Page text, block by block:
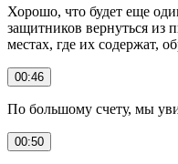
Хорошо, что будет еще
защитников вернуться из
местах, где их содержат,
00:46
По большому счету, мы
00:50